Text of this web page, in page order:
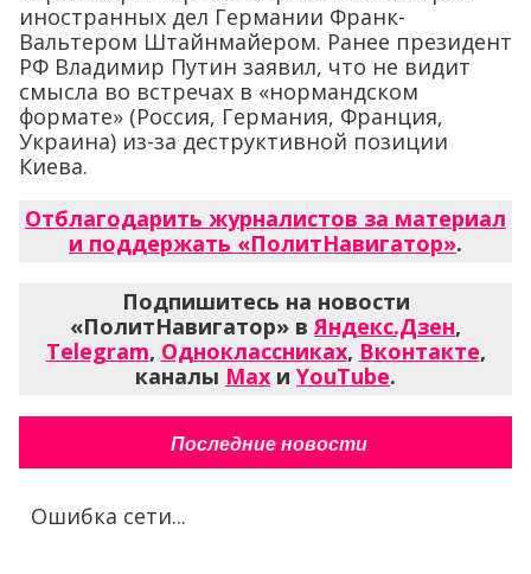
иностранных дел Германии Франк-
Вальтером Штайнмайером. Ранее президент
РФ Владимир Путин заявил, что не видит
смысла во встречах в «нормандском
формате» (Россия, Германия, Франция,
Украина) из-за деструктивной позиции
Киева.
Отблагодарить журналистов за материал
и поддержать «ПолитНавигатор».
Подпишитесь на новости
«ПолитНавигатор» вЯндекс.Дзен,
Telegram, Одноклассниках, Вконтакте,
каналы Max и YouTube.
Последние новости
Ошибка сети...